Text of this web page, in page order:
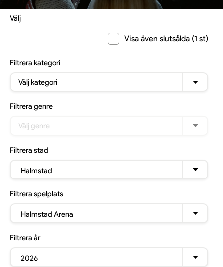
Välj
Visa även slutsålda (1 st)
Filtrera kategori
Välj kategori
Filtrera genre
Välj genre
Filtrera stad
Halmstad
Filtrera spelplats
Halmstad Arena
Filtrera år
2026